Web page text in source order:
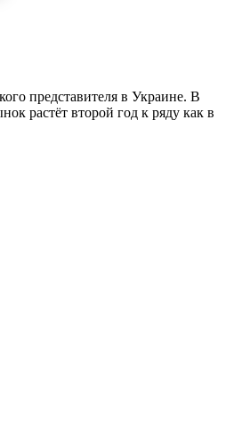
представителя в Украине. В
растёт второй год к ряду как в